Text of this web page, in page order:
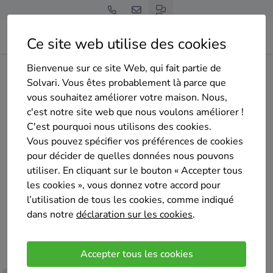
Ce site web utilise des cookies
Bienvenue sur ce site Web, qui fait partie de
Solvari. Vous êtes probablement là parce que
vous souhaitez améliorer votre maison. Nous,
c'est notre site web que nous voulons améliorer !
C'est pourquoi nous utilisons des cookies.
Vous pouvez spécifier vos préférences de cookies
pour décider de quelles données nous pouvons
utiliser. En cliquant sur le bouton « Accepter tous
les cookies », vous donnez votre accord pour
l’utilisation de tous les cookies, comme indiqué
dans notre déclaration sur les cookies.
Accepter tous les cookies
Page d'accueil Aperçu des entreprises NGNEAR SmartGreen
NGNEAR SmartGreen
Pas encore d'évaluation
Lennik
Fondée par M. Rhanjati, NGNEAR (prononcé
"engineer" en anglais) est née de la volonté d'un
ingénieur expérimenté de mettre son expertise au